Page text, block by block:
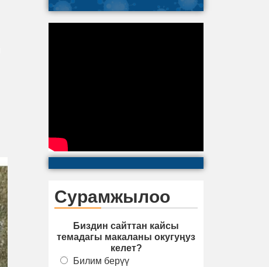
Сурамжылоо
Биздин сайттан кайсы
темадагы макаланы окугуңуз
келет?
Билим берүү